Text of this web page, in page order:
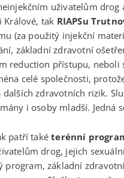
uživatelům
Králové, tak RIAPSu
(za použitý injekční
základní zdravotní
reduction přístupu,
celé společnosti,
dalších zdravotních rizik.
i osoby mladší. Jedná
patří takéterénní
drog, jejich
program, základní